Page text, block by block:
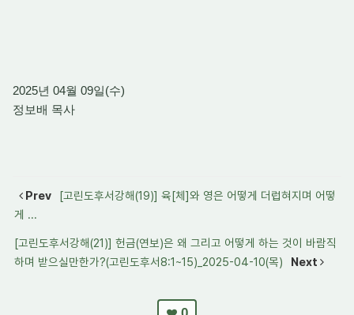
2025년 04월 09일(수)
정보배 목사
Prev
[고린도후서강해(19)] 육[체]와 영은 어떻게 더럽혀지며 어떻
게 ...
[고린도후서강해(21)] 헌금(연보)은 왜 그리고 어떻게 하는 것이 바람직
하며 받으실만한가?(고린도후서8:1~15)_2025-04-10(목)
Next